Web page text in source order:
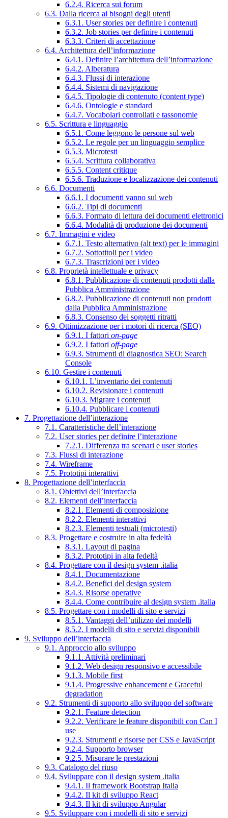
6.2.4. Ricerca sui forum
6.3. Dalla ricerca ai bisogni degli utenti
6.3.1. User stories per definire i contenuti
6.3.2. Job stories per definire i contenuti
6.3.3. Criteri di accettazione
6.4. Architettura dell’informazione
6.4.1. Definire l’architettura dell’informazione
6.4.2. Alberatura
6.4.3. Flussi di interazione
6.4.4. Sistemi di navigazione
6.4.5. Tipologie di contenuto (content type)
6.4.6. Ontologie e standard
6.4.7. Vocabolari controllati e tassonomie
6.5. Scrittura e linguaggio
6.5.1. Come leggono le persone sul web
6.5.2. Le regole per un linguaggio semplice
6.5.3. Microtesti
6.5.4. Scrittura collaborativa
6.5.5. Content critique
6.5.6. Traduzione e localizzazione dei contenuti
6.6. Documenti
6.6.1. I documenti vanno sul web
6.6.2. Tipi di documenti
6.6.3. Formato di lettura dei documenti elettronici
6.6.4. Modalità di produzione dei documenti
6.7. Immagini e video
6.7.1. Testo alternativo (alt text) per le immagini
6.7.2. Sottotitoli per i video
6.7.3. Trascrizioni per i video
6.8. Proprietà intellettuale e privacy
6.8.1. Pubblicazione di contenuti prodotti dalla
Pubblica Amministrazione
6.8.2. Pubblicazione di contenuti non prodotti
dalla Pubblica Amministrazione
6.8.3. Consenso dei soggetti ritratti
6.9. Ottimizzazione per i motori di ricerca (SEO)
6.9.1. I fattori on-page
6.9.2. I fattori off-page
6.9.3. Strumenti di diagnostica SEO: Search
Console
6.10. Gestire i contenuti
6.10.1. L’inventario dei contenuti
6.10.2. Revisionare i contenuti
6.10.3. Migrare i contenuti
6.10.4. Pubblicare i contenuti
7. Progettazione dell’interazione
7.1. Caratteristiche dell’interazione
7.2. User stories per definire l’interazione
7.2.1. Differenza tra scenari e user stories
7.3. Flussi di interazione
7.4. Wireframe
7.5. Prototipi interattivi
8. Progettazione dell’interfaccia
8.1. Obiettivi dell’interfaccia
8.2. Elementi dell’interfaccia
8.2.1. Elementi di composizione
8.2.2. Elementi interattivi
8.2.3. Elementi testuali (microtesti)
8.3. Progettare e costruire in alta fedeltà
8.3.1. Layout di pagina
8.3.2. Prototipi in alta fedeltà
8.4. Progettare con il design system .italia
8.4.1. Documentazione
8.4.2. Benefici del design system
8.4.3. Risorse operative
8.4.4. Come contribuire al design system .italia
8.5. Progettare con i modelli di sito e servizi
8.5.1. Vantaggi dell’utilizzo dei modelli
8.5.2. I modelli di sito e servizi disponibili
9. Sviluppo dell’interfaccia
9.1. Approccio allo sviluppo
9.1.1. Attività preliminari
9.1.2. Web design responsivo e accessibile
9.1.3. Mobile first
9.1.4. Progressive enhancement e Graceful
degradation
9.2. Strumenti di supporto allo sviluppo del software
9.2.1. Feature detection
9.2.2. Verificare le feature disponibili con Can I
use
9.2.3. Strumenti e risorse per CSS e JavaScript
9.2.4. Supporto browser
9.2.5. Misurare le prestazioni
9.3. Catalogo del riuso
9.4. Sviluppare con il design system .italia
9.4.1. Il framework Bootstrap Italia
9.4.2. Il kit di sviluppo React
9.4.3. Il kit di sviluppo Angular
9.5. Sviluppare con i modelli di sito e servizi